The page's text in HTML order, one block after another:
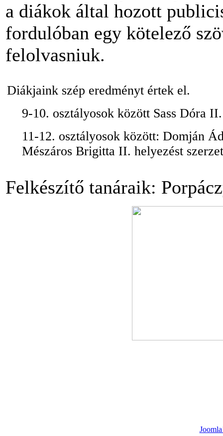
a diákok által hozott
fordulóban egy kötelező
felolvasniuk.
Diákjaink szép eredményt értek el.
9-10. osztályosok között Sass Dóra
11-12. osztályosok között: Domján
Mészáros Brigitta II. helyezést
Felkészítő tanáraik: